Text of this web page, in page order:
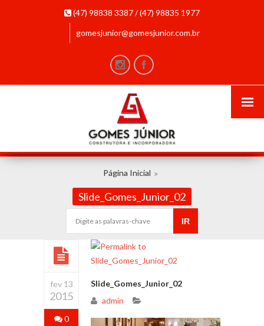
(47) 98838 3387 / (47) 98835 1977
gomesjunior@gomesjunior.com.br
Página Inicial
Slide_Gomes_Junior_02
fev 13
2015
0
Slide_Gomes_Junior_02
admin